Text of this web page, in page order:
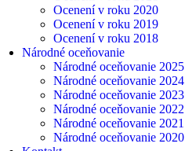
Ocenení v roku 2020
Ocenení v roku 2019
Ocenení v roku 2018
Národné oceňovanie
Národné oceňovanie 2025
Národné oceňovanie 2024
Národné oceňovanie 2023
Národné oceňovanie 2022
Národné oceňovanie 2021
Národné oceňovanie 2020